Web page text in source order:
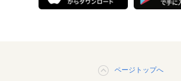
ページトップへ